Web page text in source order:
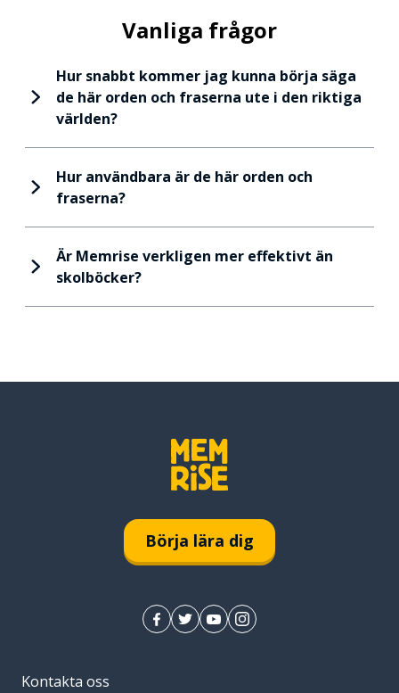
Vanliga frågor
Hur snabbt kommer jag kunna börja säga
de här orden och fraserna ute i den riktiga
världen?
Hur användbara är de här orden och
fraserna?
Är Memrise verkligen mer effektivt än
skolböcker?
Börja lära dig
Kontakta oss